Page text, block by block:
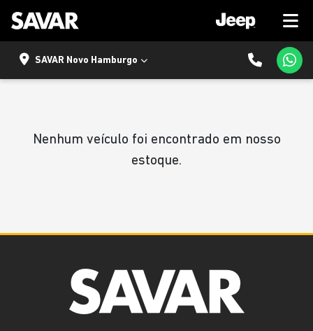
SAVAR Novo Hamburgo
Nenhum veículo foi encontrado em nosso
estoque.